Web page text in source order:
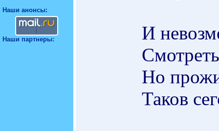
Наши анонсы:
Наши партнеры:
И
Но
Таков